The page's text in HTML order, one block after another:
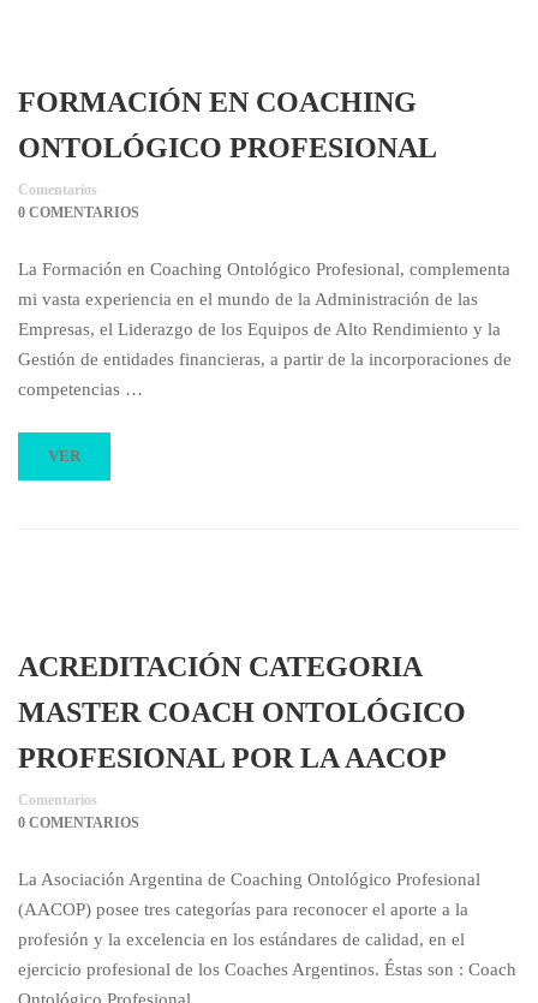
FORMACIÓN EN COACHING
ONTOLÓGICO PROFESIONAL
Comentarios
0 COMENTARIOS
La Formación en Coaching Ontológico Profesional, complementa
mi vasta experiencia en el mundo de la Administración de las
Empresas, el Liderazgo de los Equipos de Alto Rendimiento y la
Gestión de entidades financieras, a partir de la incorporaciones de
competencias …
VER
ACREDITACIÓN CATEGORIA
MASTER COACH ONTOLÓGICO
PROFESIONAL POR LA AACOP
Comentarios
0 COMENTARIOS
La Asociación Argentina de Coaching Ontológico Profesional
(AACOP) posee tres categorías para reconocer el aporte a la
profesión y la excelencia en los estándares de calidad, en el
ejercicio profesional de los Coaches Argentinos. Éstas son : Coach